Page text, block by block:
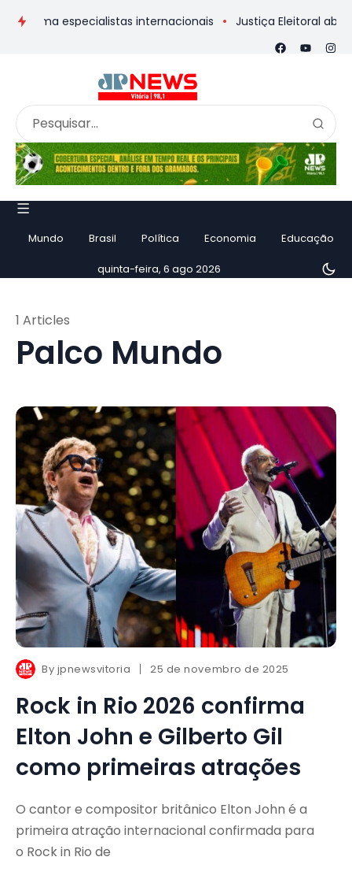
especialistas internacionais Justiça Eleitoral abre
Mundo Brasil Política Economia Educação
quinta-feira, 6 ago 2026
Palco Mundo
1 Articles
By jpnewsvitoria 25 de novembro de 2025
Rock in Rio 2026 confirma
Elton John e Gilberto Gil
como primeiras atrações
O cantor e compositor britânico Elton John é a
primeira atração internacional confirmada para
o Rock in Rio de